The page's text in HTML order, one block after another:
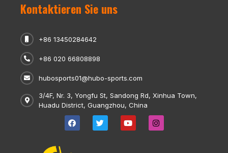
Kontaktieren Sie uns
+86 13450284642
+86 020 66808898
hubosports01@hubo-sports.com
3/4F, Nr. 3, Yongfu St, Sandong Rd, Xinhua Town,
Huadu District, Guangzhou, China